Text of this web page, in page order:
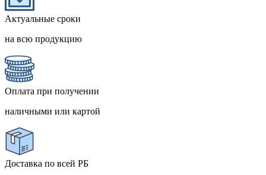
Актуальные сроки
на всю продукцию
Оплата при получении
наличными или картой
Доставка по всей РБ